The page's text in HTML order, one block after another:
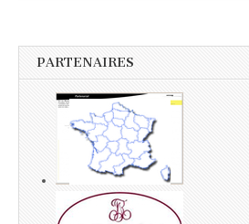
PARTENAIRES